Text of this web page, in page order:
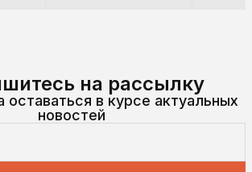
на рассылку
оставаться в курсе актуальных
новостей